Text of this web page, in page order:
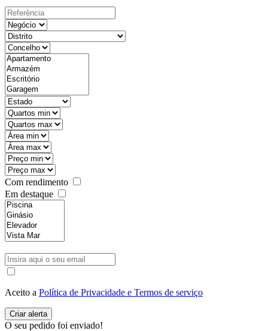
Com rendimento
Em destaque
Aceito a Política de Privacidade e Termos de serviço
O seu pedido foi enviado!